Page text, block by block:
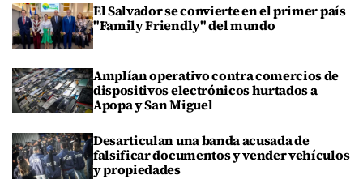
El Salvador se convierte en el primer país
"Family Friendly" del mundo
Amplían operativo contra comercios de
dispositivos electrónicos hurtados a
Apopa y San Miguel
Desarticulan una banda acusada de
falsificar documentos y vender vehículos
y propiedades